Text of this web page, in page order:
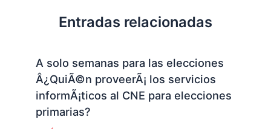
Entradas relacionadas
A solo semanas para las elecciones
Â¿QuiÃ©n proveerÃ¡ los servicios
informÃ¡ticos al CNE para elecciones
primarias?